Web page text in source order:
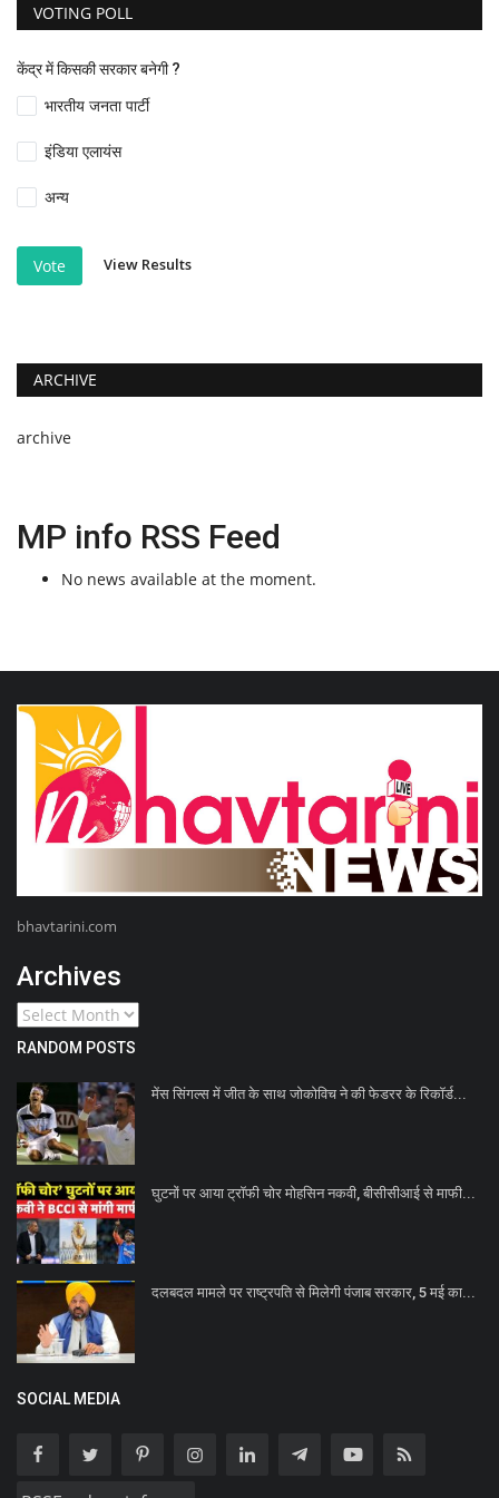
VOTING POLL
केंद्र में किसकी सरकार बनेगी ?
भारतीय जनता पार्टी
इंडिया एलायंस
अन्य
Vote View Results
ARCHIVE
archive
MP info RSS Feed
No news available at the moment.
bhavtarini.com
Archives
RANDOM POSTS
मेंस सिंगल्स में जीत के साथ जोकोविच ने की फेडरर के रिकॉर्ड...
घुटनों पर आया ट्रॉफी चोर मोहसिन नकवी, बीसीसीआई से माफी...
दलबदल मामले पर राष्ट्रपति से मिलेगी पंजाब सरकार, 5 मई का...
SOCIAL MEDIA